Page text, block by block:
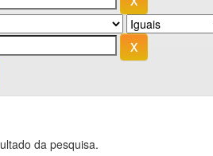
da pesquisa.